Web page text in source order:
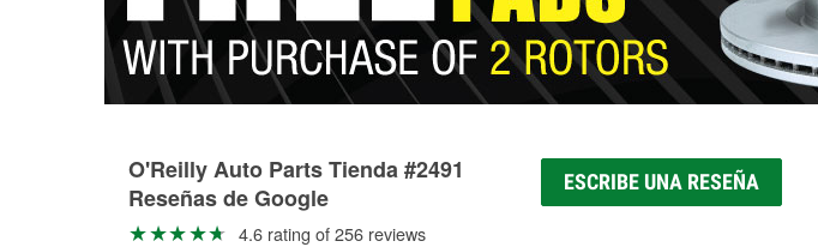
O'Reilly Auto Parts Tienda #2491
Reseñas de Google
ESCRIBE UNA RESEÑA
4.6 rating of 256 reviews